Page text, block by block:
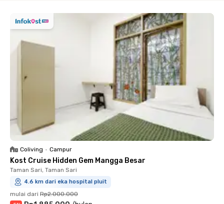
Coliving • Campur
Kost Cruise Hidden Gem Mangga Besar
Taman Sari, Taman Sari
4.6 km dari eka hospital pluit
mulai dari Rp2.000.000